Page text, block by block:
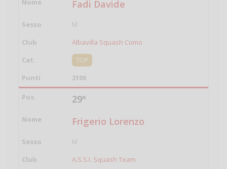
Fadi Davide
M
Albavilla Squash Como
TOP
2100
29°
Frigerio Lorenzo
M
A.S.S.I. Squash Team